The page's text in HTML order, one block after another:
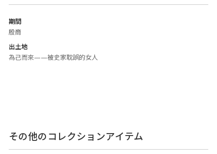
期間
殷商
出土地
為己而來——被史家耽誤的女人
その他のコレクションアイテム